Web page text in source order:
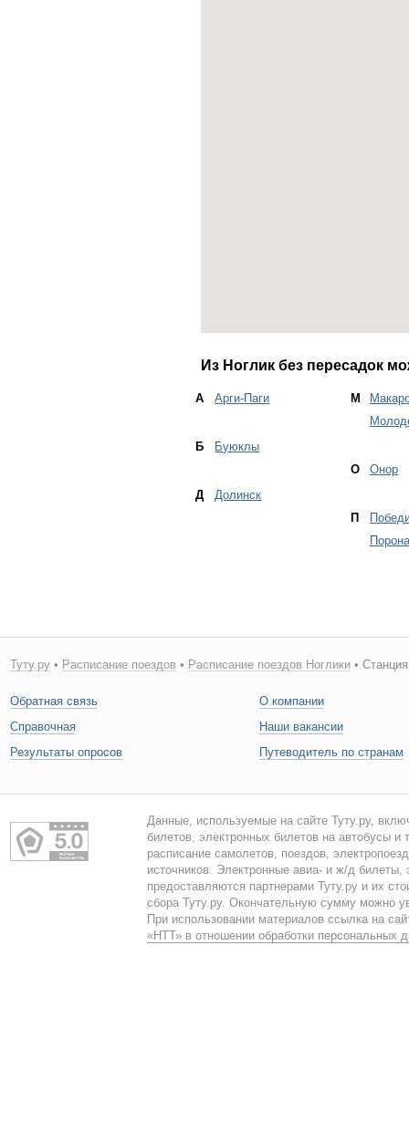
Из Ноглик без пересадок
А Арги-Паги
Б Буюклы
Д Долинск
М
О Онор
П
Туту.ру• Расписание поездов • Расписание поездов Ноглики• Станция
Обратная связь
Справочная
Результаты опросов
О компании
Наши вакансии
Путеводитель по странам
Данные, используемые на сайте Туту.ру,
билетов, электронных билетов на автобусы и
расписание самолетов, поездов,
источников. Электронные авиа- и ж/д билеты,
предоставляются партнерами Туту.ру и их
сбора Туту.ру. Окончательную сумму можно
При использовании материалов ссылка на
«НТТ» в отношении обработки персональных